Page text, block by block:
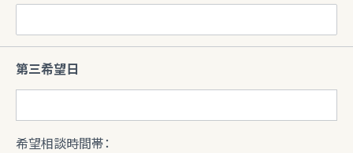
第三希望日
希望相談時間帯：